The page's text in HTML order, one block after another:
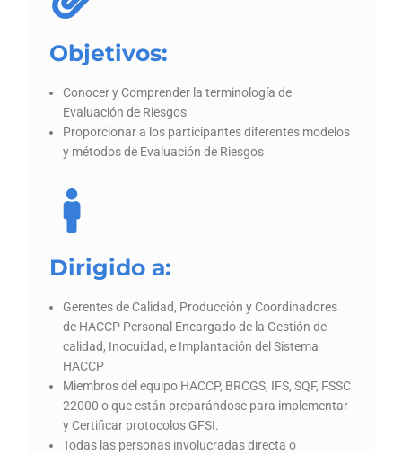
Objetivos:
Conocer y Comprender la terminología de
Evaluación de Riesgos
Proporcionar a los participantes diferentes modelos
y métodos de Evaluación de Riesgos
Dirigido a:
Gerentes de Calidad, Producción y Coordinadores
de HACCP Personal Encargado de la Gestión de
calidad, Inocuidad, e Implantación del Sistema
HACCP
Miembros del equipo HACCP, BRCGS, IFS, SQF, FSSC
22000 o que están preparándose para implementar
y Certificar protocolos GFSI.
Todas las personas involucradas directa o